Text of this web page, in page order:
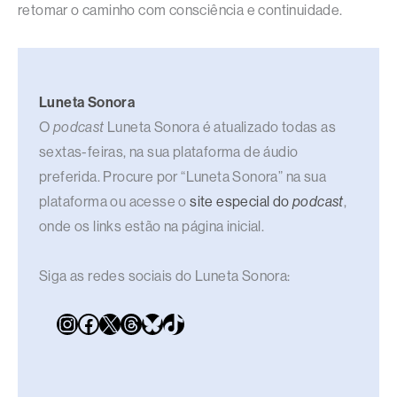
retomar o caminho com consciência e continuidade.
Luneta Sonora
O podcast Luneta Sonora é atualizado todas as
sextas-feiras, na sua plataforma de áudio
preferida. Procure por “Luneta Sonora” na sua
plataforma ou acesse osite especial dopodcast,
onde os links estão na página inicial.
Siga as redes sociais do Luneta Sonora: